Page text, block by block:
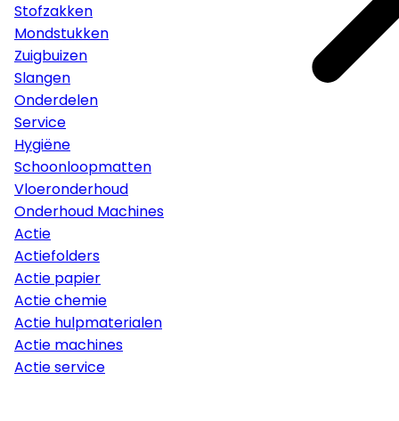
Stofzakken
Mondstukken
Zuigbuizen
Slangen
Onderdelen
Service
Hygiëne
Schoonloopmatten
Vloeronderhoud
Onderhoud Machines
Actie
Actiefolders
Actie papier
Actie chemie
Actie hulpmaterialen
Actie machines
Actie service